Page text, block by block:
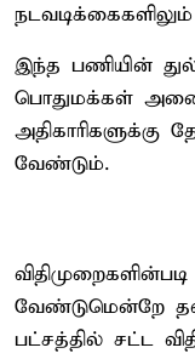
இந்த பணியின்
பொதுமக்கள்
அதிகாரிகளுக்கு
வேண்டும்.
வேண்டுமென்றே
பட்சத்தில் சட்ட